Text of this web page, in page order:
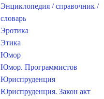
Энциклопедия / справочник /
словарь
Эротика
Этика
Юмор
Юмор. Программистов
Юриспруденция
Юриспруденция. Закон акт